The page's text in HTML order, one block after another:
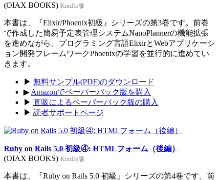
(OIAX BOOKS) Kindle版
本書は、『Elixir/Phoenix初級』シリーズの第3巻です。前巻
で作成した簡易予定表管理システムNanoPlannerの機能拡張
を進めながら、プログラミング言語ElixirとWebアプリケーシ
ョン開発フレームワークPhoenixの学習を並行的に進めてい
きます。
▶ 無料サンプル(PDF)のダウンロード
▶ Amazonでペーパーバック版を購入
▶ 直販によるペーパーバック版の購入
▶ 読者サポートページ
Ruby on Rails 5.0 初級④: HTMLフォーム（後編）
(OIAX BOOKS) Kindle版
本書は、『Ruby on Rails 5.0 初級』シリーズの第4巻です。前